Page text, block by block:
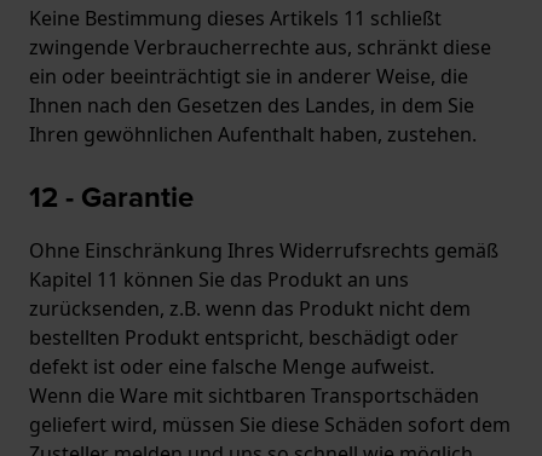
Keine Bestimmung dieses Artikels 11 schließt
zwingende Verbraucherrechte aus, schränkt diese
ein oder beeinträchtigt sie in anderer Weise, die
Ihnen nach den Gesetzen des Landes, in dem Sie
Ihren gewöhnlichen Aufenthalt haben, zustehen.
12 - Garantie
Ohne Einschränkung Ihres Widerrufsrechts gemäß
Kapitel 11 können Sie das Produkt an uns
zurücksenden, z.B. wenn das Produkt nicht dem
bestellten Produkt entspricht, beschädigt oder
defekt ist oder eine falsche Menge aufweist.
Wenn die Ware mit sichtbaren Transportschäden
geliefert wird, müssen Sie diese Schäden sofort dem